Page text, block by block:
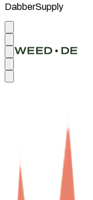
DabberSupply